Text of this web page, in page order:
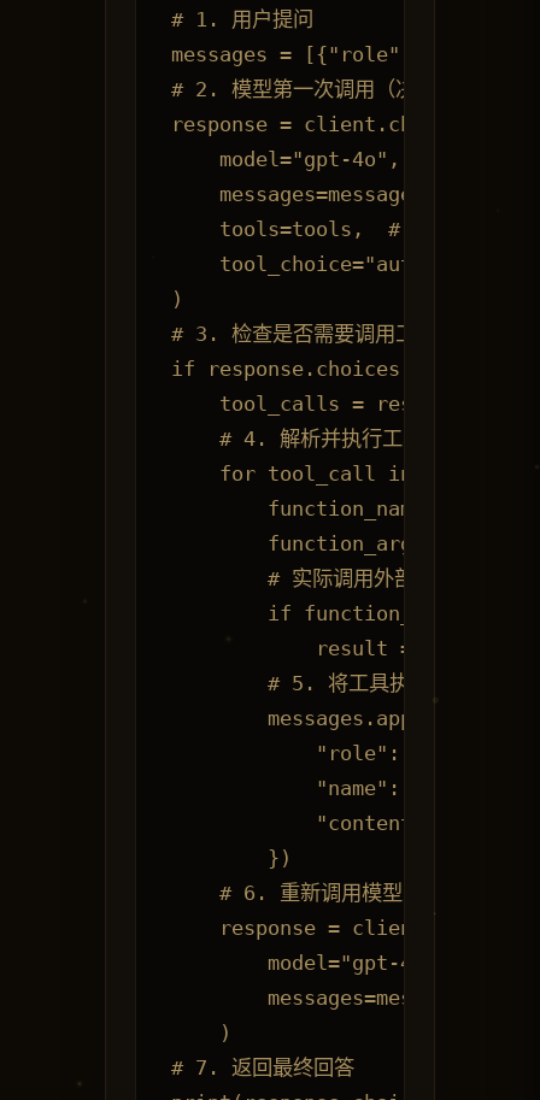
# 1. 用户提问
messages = [{"role": "user",
# 2. 模型第一次调用（决定是否需要
response =
    model="gpt-4o",
    messages=messages,
    tools=tools,  # 传入工具定义
tool_choice="auto"  # 自动
)
# 3. 检查是否需要调用工具
if
tool_calls =
    # 4. 解析并执行工具调用
for tool_call in
function_name =
function_args =
        # 实际调用外部API
if function_name ==
result =
# 5. 将工具执行结果添加到
        messages.append({
            "role": "tool",
"name":
"content":
        })
    # 6. 重新调用模型，整合结果
response =
        model="gpt-4o",
        messages=messages
    )
# 7. 返回最终回答